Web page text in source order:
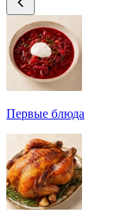
Первые блюда